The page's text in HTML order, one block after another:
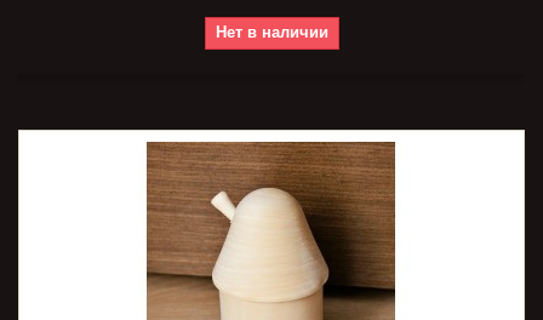
Нет в наличии